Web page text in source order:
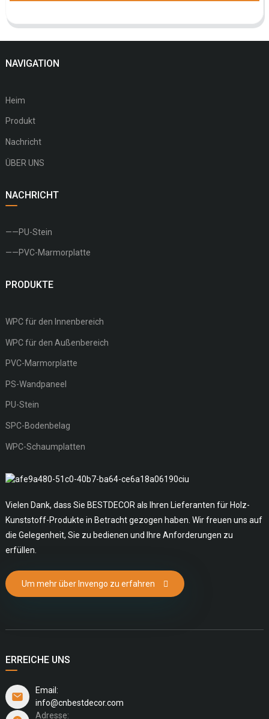
NAVIGATION
Heim
Produkt
Nachricht
ÜBER UNS
NACHRICHT
——PU-Stein
——PVC-Marmorplatte
PRODUKTE
WPC für den Innenbereich
WPC für den Außenbereich
PVC-Marmorplatte
PS-Wandpaneel
PU-Stein
SPC-Bodenbelag
WPC-Schaumplatten
Vielen Dank, dass Sie BESTDECOR als Ihren Lieferanten für Holz-
Kunststoff-Produkte in Betracht gezogen haben. Wir freuen uns auf
die Gelegenheit, Sie zu bedienen und Ihre Anforderungen zu
erfüllen.
Um mehr über Invengo zu erfahren
ERREICHE UNS
Email:
info@cnbestdecor.com
Adresse: